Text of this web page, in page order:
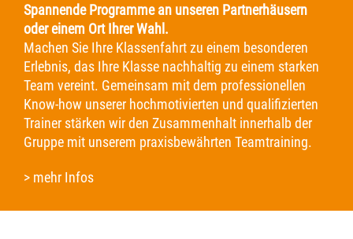
Spannende Programme an unseren Partnerhäusern
oder einem Ort Ihrer Wahl.
Machen Sie Ihre Klassenfahrt zu einem besonderen
Erlebnis, das Ihre Klasse nachhaltig zu einem starken
Team vereint. Gemeinsam mit dem professionellen
Know-how unserer hochmotivierten und qualifizierten
Trainer stärken wir den Zusammenhalt innerhalb der
Gruppe mit unserem praxisbewährten Teamtraining.
> mehr Infos